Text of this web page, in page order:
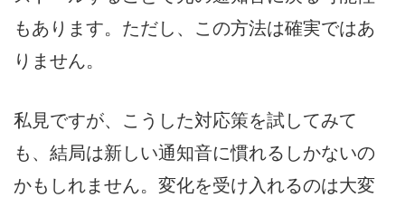
もあります。ただし、この方法は確実ではあ
りません。
私見ですが、こうした対応策を試してみて
も、結局は新しい通知音に慣れるしかないの
かもしれません。変化を受け入れるのは大変